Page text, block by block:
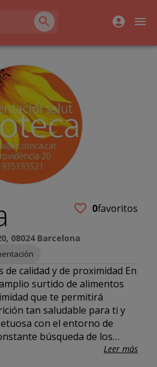
0favoritos
08024 Barcelona
calidad y de proximidad En
surtido de alimentos
que te permitirá
tan saludable para ti y
con el entorno de
en cuenta siempreLeer más